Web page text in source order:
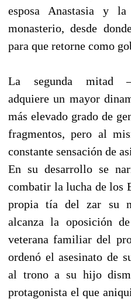
esposa Anastasia y
monasterio, desde
para que retorne como
La segunda mitad
adquiere un mayor
más elevado grado de
fragmentos, pero al
constante sensación de
En su desarrollo se
combatir la lucha de los
propia tía del zar su
alcanza la oposición
veterana familiar del
ordenó el asesinato de
al trono a su hijo
protagonista el que